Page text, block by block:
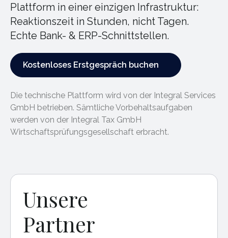
Plattform in einer einzigen Infrastruktur:
Reaktionszeit in Stunden, nicht Tagen.
Echte Bank- & ERP-Schnittstellen.
Kostenloses Erstgespräch buchen
Kostenloses Erstgespräch buchen
Die technische Plattform wird von der Integral Services
GmbH betrieben. Sämtliche Vorbehaltsaufgaben
werden von der Integral Tax GmbH
Wirtschaftsprüfungsgesellschaft erbracht.
Unsere
Partner